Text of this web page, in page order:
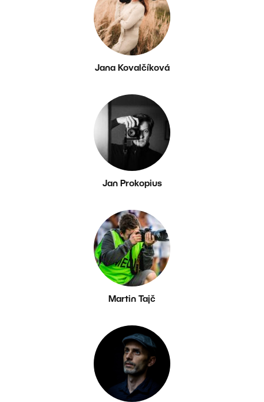
Jana Kovalčíková
Jan Prokopius
Martin Tajč